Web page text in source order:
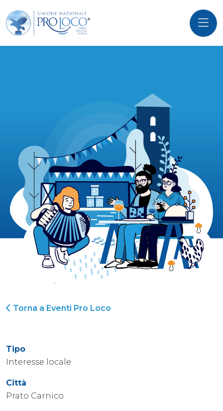
Torna a Eventi Pro Loco
Tipo
Interesse locale
Città
Prato Carnico